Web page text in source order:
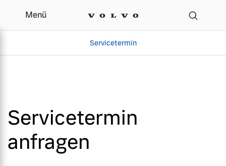
Ihr Volvo Servicetermin
Menü
Servicetermin
Menü
Servicetermin
Servicetermin
anfragen